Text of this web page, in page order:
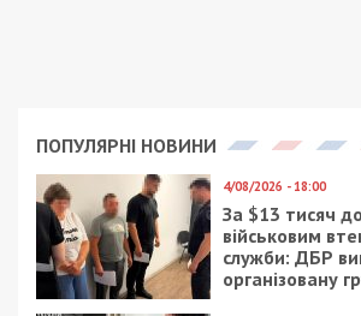
“ТАПС-Украина”:
приближайте нашу победу!
Следующая статья:
20 миллионов на авто,
«Фонд обороны страны»
украинскую армию